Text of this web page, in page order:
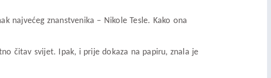
najvećeg znanstvenika – Nikole Tesle. Kako ona
čitav svijet. Ipak, i prije dokaza na papiru, znala je